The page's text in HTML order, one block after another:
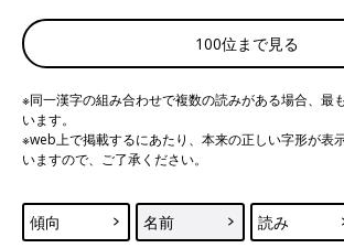
100位まで見る
※同一漢字の組み合わせで複数の読みがある場合、最
います。
※web上で掲載するにあたり、本来の正しい字形が表
いますので、ご了承ください。
傾向 名前 読み